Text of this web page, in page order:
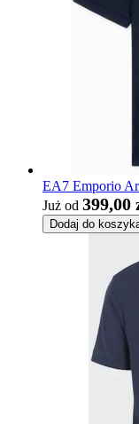
EA7 Emporio
Już od 399,00
Dodaj do